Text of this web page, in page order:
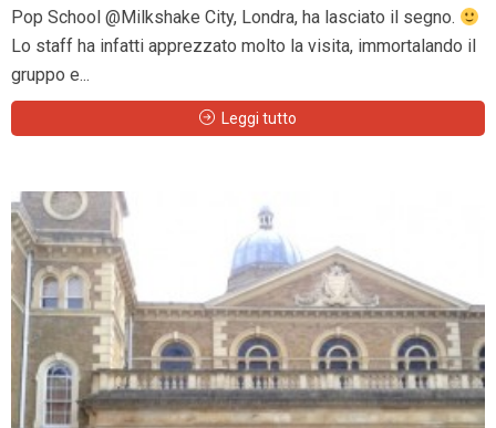
Pop School @Milkshake City, Londra, ha lasciato il segno.
Lo staff ha infatti apprezzato molto la visita, immortalando il
gruppo e...
Leggi tutto